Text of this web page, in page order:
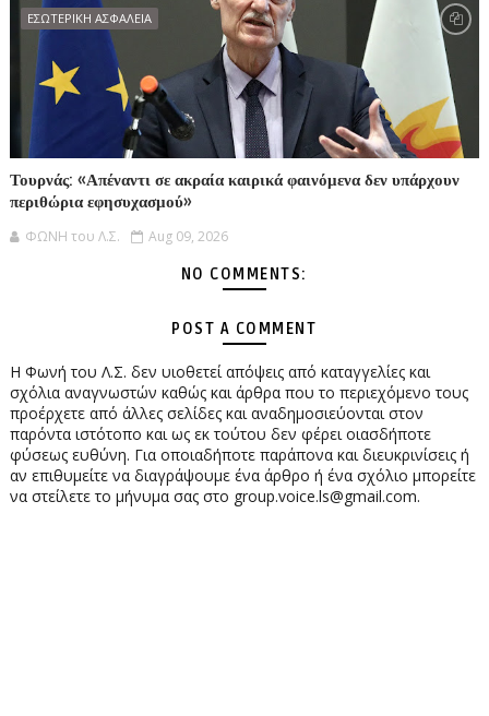
ΕΣΩΤΕΡΙΚΗ ΑΣΦΑΛΕΙΑ
Τουρνάς: «Απέναντι σε ακραία καιρικά φαινόμενα δεν υπάρχουν
περιθώρια εφησυχασμού»
ΦΩΝΗ του Λ.Σ. Aug 09, 2026
NO COMMENTS:
POST A COMMENT
Η Φωνή του Λ.Σ. δεν υιοθετεί απόψεις από καταγγελίες και
σχόλια αναγνωστών καθώς και άρθρα που το περιεχόμενο τους
προέρχετε από άλλες σελίδες και αναδημοσιεύονται στον
παρόντα ιστότοπο και ως εκ τούτου δεν φέρει οιασδήποτε
φύσεως ευθύνη. Για οποιαδήποτε παράπονα και διευκρινίσεις ή
αν επιθυμείτε να διαγράψουμε ένα άρθρο ή ένα σχόλιο μπορείτε
να στείλετε το μήνυμα σας στο group.voice.ls@gmail.com.